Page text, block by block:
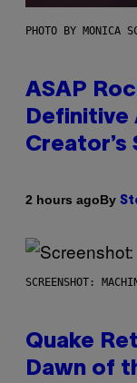
PHOTO BY MONICA
ASAP
Definitive
Creator’s
2 hours agoBy
SCREENSHOT:
Quake
Dawn of